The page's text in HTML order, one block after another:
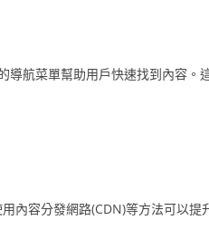
航菜單幫助用戶快速找到內容。
內容分發網路(CDN)等方法可以提